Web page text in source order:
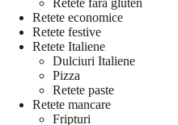
Retete fara gluten
Retete economice
Retete festive
Retete Italiene
Dulciuri Italiene
Pizza
Retete paste
Retete mancare
Fripturi